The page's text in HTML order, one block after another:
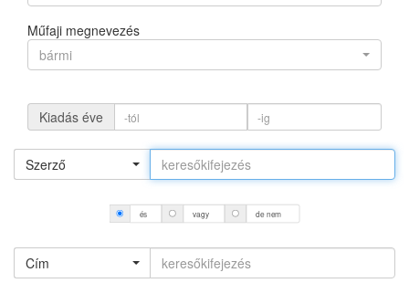
Műfaji megnevezés
bármi
Kiadás éve
Szerző
és vagy de nem
Cím